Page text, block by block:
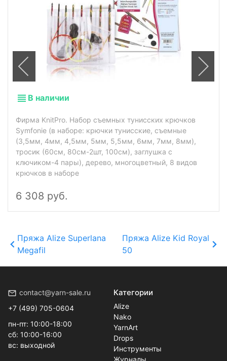
В наличии
Фирма KnitPro. Набор съемных тунисских крючков
Symfonie (в наборе: крючки тунисские, съемные
(3,5мм, 4мм, 4,5мм, 5мм, 5,5мм, 6мм, 7мм, 8мм),
тросик (60см, 80см-2шт, 100см), заглушка с
ключиком-4 пары), дерево, многоцветный, 8 видов
крючков в наборе
6 308 руб.
Пряжа Alize Superlana
Megafil
Пряжа Alize Kid Royal
50
contact@yarn-sale.ru
+7 (499) 705-0604
пн-пт: 10:00-18:00
сб: 10:00-16:00
вс: выходной
Категории
Alize
Nako
YarnArt
Drops
Инструменты